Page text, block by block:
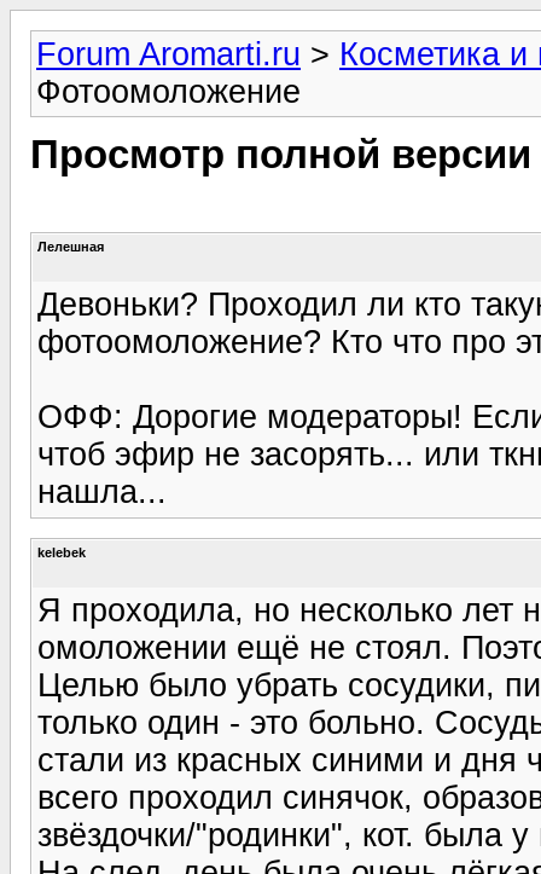
Forum Aromarti.ru > Косметика
Фотоомоложение
Просмотр полной
Лелешная
Девоньки? Проходил ли кто
фотоомоложение? Кто что про
ОФФ: Дорогие модераторы!
чтоб эфир не засорять... или
нашла...
kelebek
Я проходила, но несколько лет
омоложении ещё не стоял.
Целью было убрать сосудики,
только один - это больно.
стали из красных синими и дня
всего проходил синячок,
звёздочки/"родинки", кот. была